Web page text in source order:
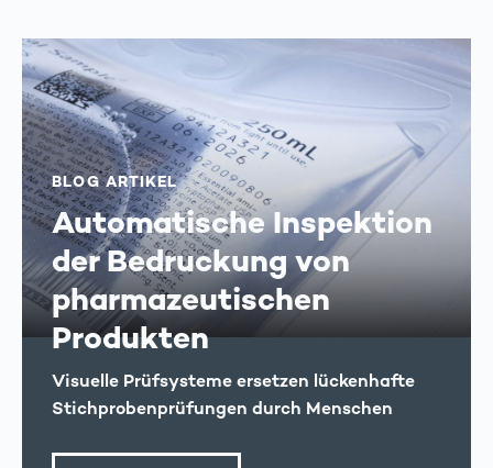
BLOG ARTIKEL
Automatische Inspektion
der Bedruckung von
pharma­zeutischen
Produkten
Visuelle Prüfsysteme ersetzen lückenhafte
Stichproben­prüfungen durch Menschen